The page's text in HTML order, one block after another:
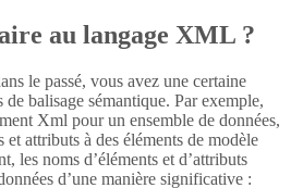
au langage XML ?
le passé, vous avez une certaine
balisage sémantique. Par exemple,
Xml pour un ensemble de données,
et attributs à des éléments de modèle
les noms d’éléments et d’attributs
d’une manière significative :